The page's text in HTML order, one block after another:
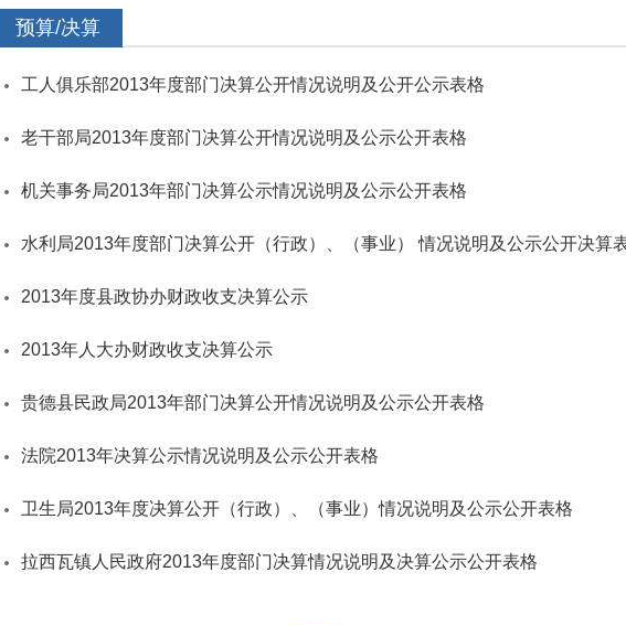
预算/决算
工人俱乐部2013年度部门决算公开情况说明及公开公示表格
老干部局2013年度部门决算公开情况说明及公示公开表格
机关事务局2013年部门决算公示情况说明及公示公开表格
水利局2013年度部门决算公开（行政）、（事业） 情况说明及公示公开决算
2013年度县政协办财政收支决算公示
2013年人大办财政收支决算公示
贵德县民政局2013年部门决算公开情况说明及公示公开表格
法院2013年决算公示情况说明及公示公开表格
卫生局2013年度决算公开（行政）、（事业）情况说明及公示公开表格
拉西瓦镇人民政府2013年度部门决算情况说明及决算公示公开表格